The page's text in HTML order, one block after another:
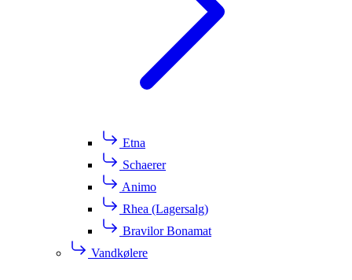
Etna
Schaerer
Animo
Rhea (Lagersalg)
Bravilor Bonamat
Vandkølere